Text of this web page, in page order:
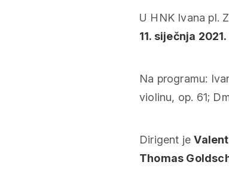
U HNK Ivana pl.
11. siječnja
Na programu:
violinu, op. 61;
Dirigent je
Thomas